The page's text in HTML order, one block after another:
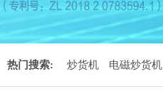
热门搜索: 炒货机 电磁炒货机